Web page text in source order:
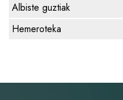
Albiste guztiak
Hemeroteka